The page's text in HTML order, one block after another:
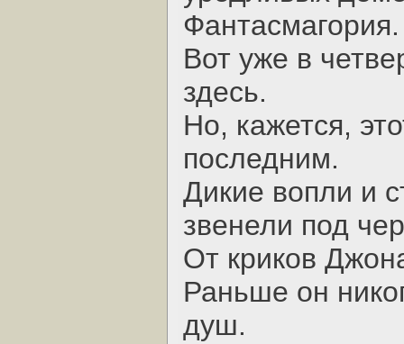
Фантасмагория.
Вот уже в
здесь.
Но, кажется,
последним.
Дикие вопли и
звенели под
От криков
Раньше он
душ.